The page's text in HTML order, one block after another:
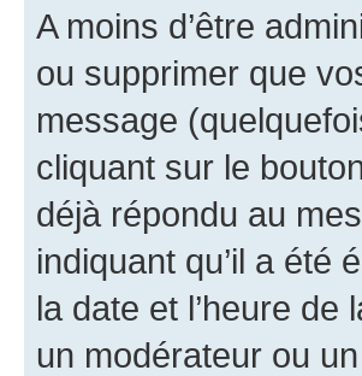
A moins d’être
ou supprimer que
message
cliquant sur le
déjà répondu au
indiquant qu’il a été
la date et l’heure
un modérateur ou